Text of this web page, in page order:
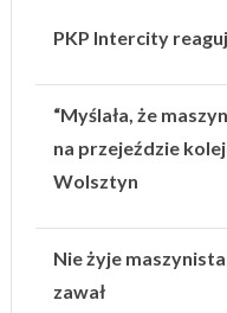
PKP Intercity
“Myślała, że
na przejeździe
Wolsztyn
Nie żyje
zawał